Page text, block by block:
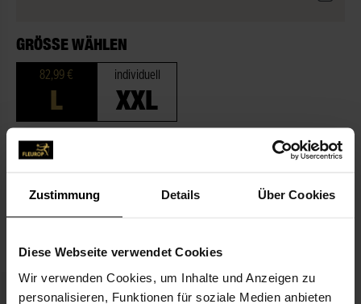
Zustimmung Details Über Cookies
Diese Webseite verwendet Cookies
Wir verwenden Cookies, um Inhalte und Anzeigen zu
personalisieren, Funktionen für soziale Medien anbieten
GRÖSSE WÄHLEN
82,99 €
L
individuell
XXL
Zum Merkzettel hinzufügen
BESCHREIBUNG